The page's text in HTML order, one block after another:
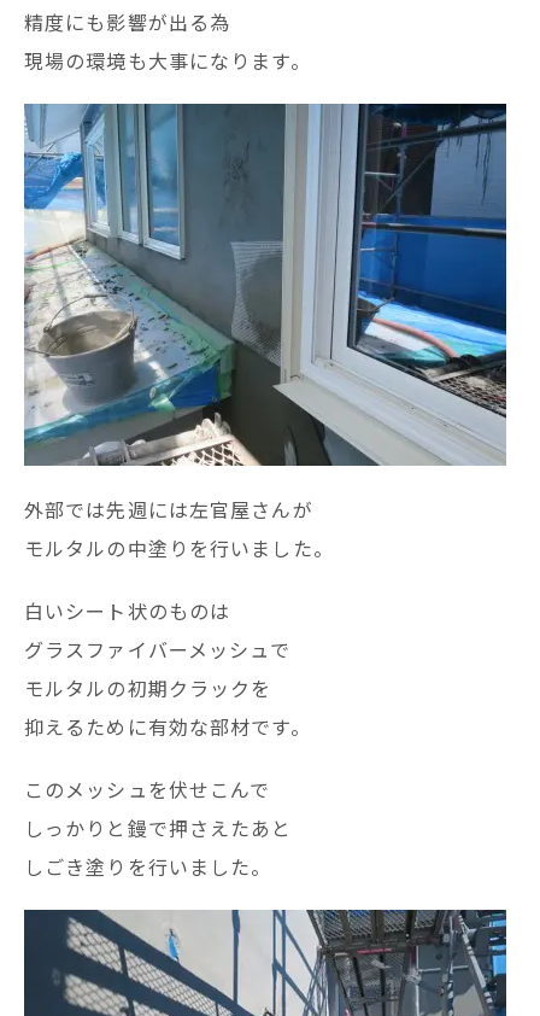
精度にも影響が出る為
現場の環境も大事になります。
外部では先週には左官屋さんが
モルタルの中塗りを行いました。
白いシート状のものは
グラスファイバーメッシュで
モルタルの初期クラックを
抑えるために有効な部材です。
このメッシュを伏せこんで
しっかりと鏝で押さえたあと
しごき塗りを行いました。